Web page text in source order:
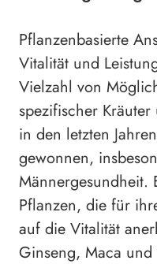
Pflanzenbasierte
Vitalität und
Vielzahl von
spezifischer
in den letzten
gewonnen,
Männergesundheit.
Pflanzen, die für
auf die Vitalität
Ginseng, Maca und